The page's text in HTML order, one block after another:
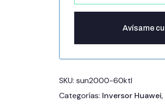
+34
SKU:sun2000-60ktl
Categorías: Inversor Huawei,